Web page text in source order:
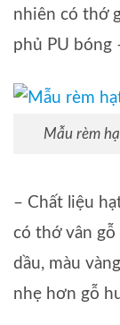
nhiên có thớ
phủ PU bóng
Mẫu rèm
– Chất liệu
có thớ vân
dầu, màu
nhẹ hơn gỗ